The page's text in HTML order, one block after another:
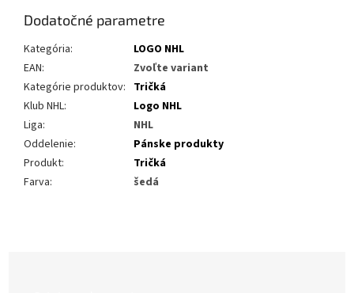
Dodatočné parametre
Kategória:
LOGO NHL
EAN:
Zvoľte variant
Kategórie produktov: Tričká
Klub NHL:
Logo NHL
Liga:
NHL
Oddelenie:
Pánske produkty
Produkt:
Tričká
Farva: šedá